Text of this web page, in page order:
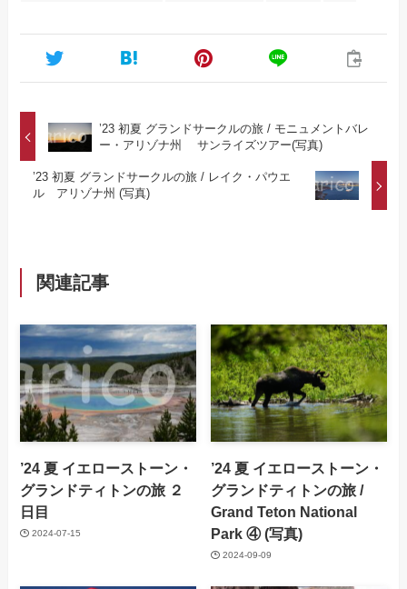
’23 初夏 グランドサークルの旅 / モニュメントバレ
ー・アリゾナ州 サンライズツアー(写真)
’23 初夏 グランドサークルの旅 / レイク・パウエ
ル アリゾナ州 (写真)
関連記事
’24 夏 イエローストーン・
グランドティトンの旅 ２
日目
2024-07-15
’24 夏 イエローストーン・
グランドティトンの旅 /
Grand Teton National
Park ④ (写真)
2024-09-09